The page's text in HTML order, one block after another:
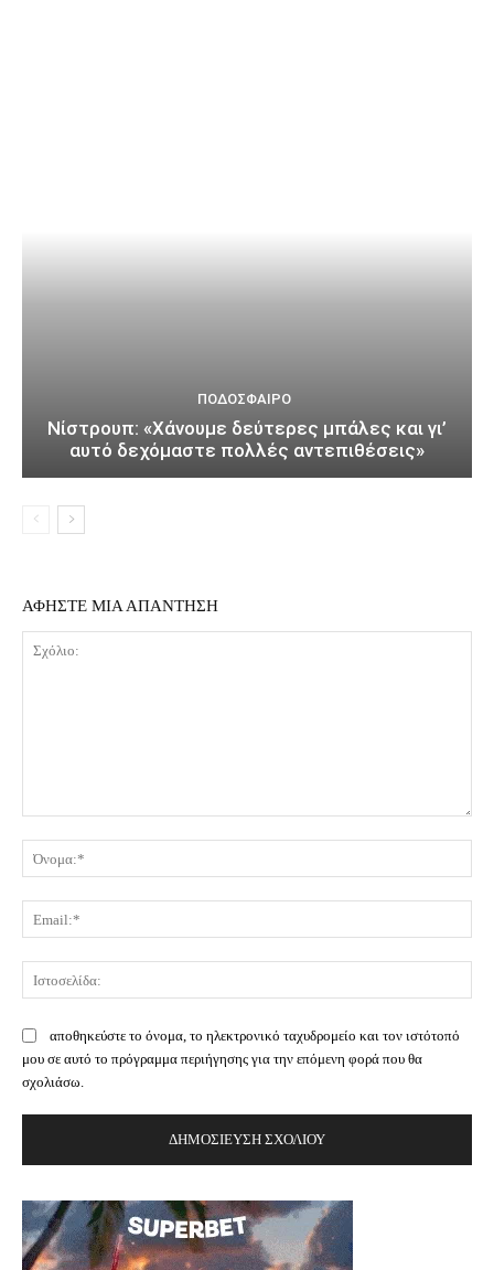
ΠΟΔΌΣΦΑΙΡΟ
Νίστρουπ: «Χάνουμε δεύτερες μπάλες και γι’
αυτό δεχόμαστε πολλές αντεπιθέσεις»
ΑΦΗΣΤΕ ΜΙΑ ΑΠΑΝΤΗΣΗ
αποθηκεύστε το όνομα, το ηλεκτρονικό ταχυδρομείο και τον ιστότοπό
μου σε αυτό το πρόγραμμα περιήγησης για την επόμενη φορά που θα
σχολιάσω.